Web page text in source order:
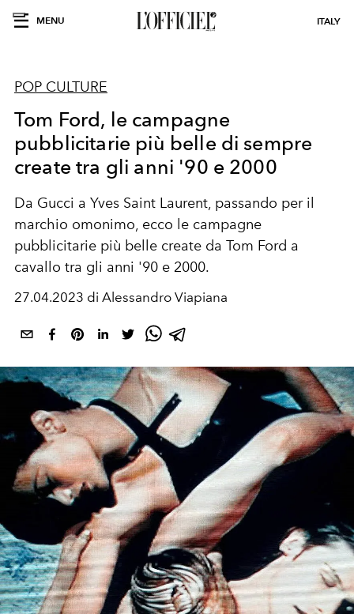
MENU ITALY
POP CULTURE
Tom Ford, le campagne
pubblicitarie più belle di sempre
create tra gli anni '90 e 2000
Da Gucci a Yves Saint Laurent, passando per il
marchio omonimo, ecco le campagne
pubblicitarie più belle create da Tom Ford a
cavallo tra gli anni '90 e 2000.
27.04.2023 di Alessandro Viapiana